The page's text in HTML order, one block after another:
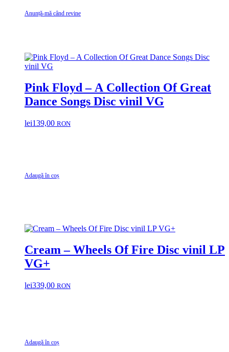
Anunță-mă când revine
Pink Floyd – A Collection Of Great
Dance Songs Disc vinil VG
lei139,00 RON
Adaugă în coș
Cream – Wheels Of Fire Disc vinil LP
VG+
lei339,00 RON
Adaugă în coș